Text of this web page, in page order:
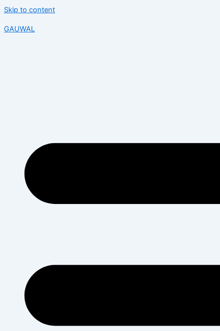
Skip to content
GAUWAL